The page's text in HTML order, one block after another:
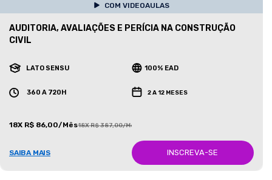
COM VIDEOAULAS
AUDITORIA, AVALIAÇÕES E PERÍCIA NA CONSTRUÇÃO
CIVIL
LATO SENSU 100% EAD
360 A 720H 2 A 12 MESES
18X R$ 86,00/Mês18X R$ 387,00/Mês
SAIBA MAIS INSCREVA-SE